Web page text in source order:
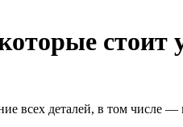
стоит
всех деталей, в том числе —